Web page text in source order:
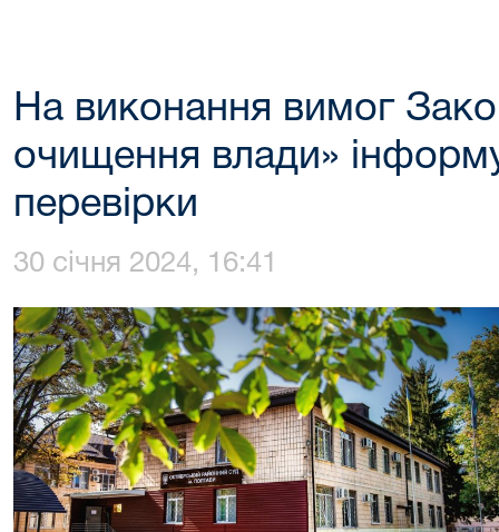
На виконання вимог
очищення влади»
перевірки
30 січня 2024, 16:41